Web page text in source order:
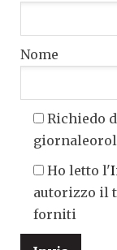
Nome
Richiedo
Ho letto l'
autorizzo il
forniti